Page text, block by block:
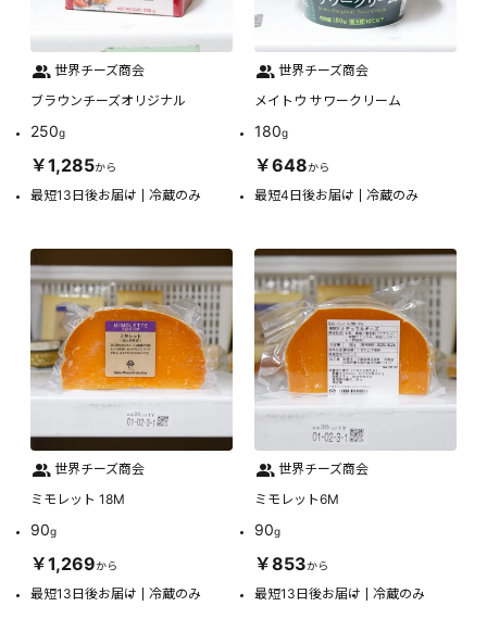
世界チーズ商会
ブラウンチーズオリジナル
250g
￥1,285から
最短13日後お届け 冷蔵のみ
世界チーズ商会
メイトウ サワークリーム
180g
￥648から
最短4日後お届け 冷蔵のみ
世界チーズ商会
ミモレット 18M
90g
￥1,269から
最短13日後お届け 冷蔵のみ
世界チーズ商会
ミモレット6M
90g
￥853から
最短13日後お届け 冷蔵のみ